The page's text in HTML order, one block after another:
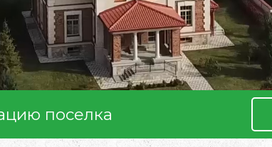
поселка